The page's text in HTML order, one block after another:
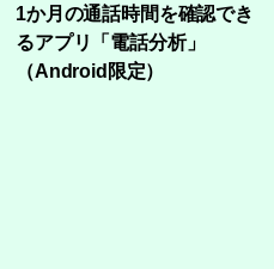
1か月の通話時間を確認でき
るアプリ「電話分析」
（Android限定）